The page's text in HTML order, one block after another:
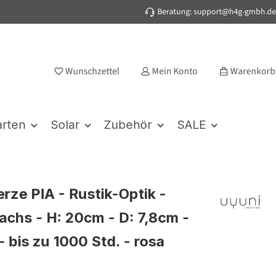
Beratung: support@h4g-gmbh.de
Wunschzettel Mein Konto Warenkorb
Solar Zubehör SALE
PIA - Rustik-Optik -
- H: 20cm - D: 7,8cm -
bis zu 1000 Std. - rosa